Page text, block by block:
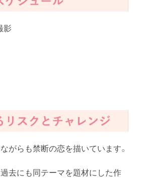
影
がらも禁断の恋を描いています。
去にも同テーマを題材にした作